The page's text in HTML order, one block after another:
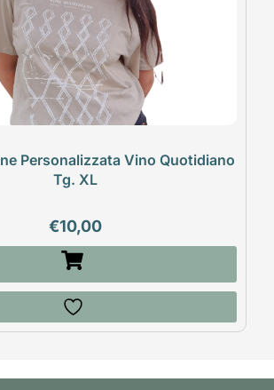
Personalizzata Vino Quotidiano
Tg. XL
€10,00